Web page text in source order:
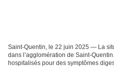
Saint-Quentin, le 22 juin 2025 — La
dans l’agglomération de Saint-
hospitalisés pour des symptômes